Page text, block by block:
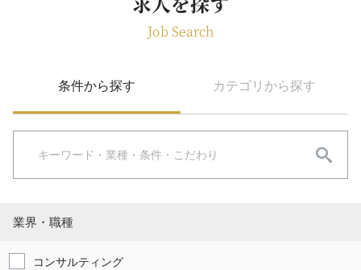
Job Search
条件から探す カテゴリから探す
業界・職種
コンサルティング